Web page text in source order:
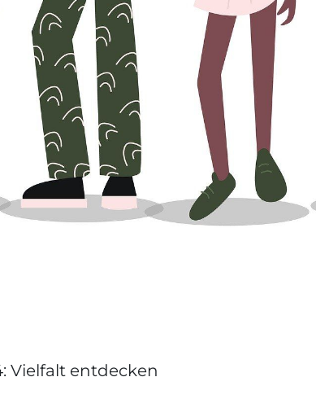
Vielfalt entdecken